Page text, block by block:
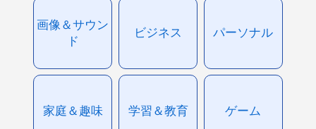
画像＆サウン
ド
ビジネス パーソナル
家庭＆趣味 学習＆教育 ゲーム